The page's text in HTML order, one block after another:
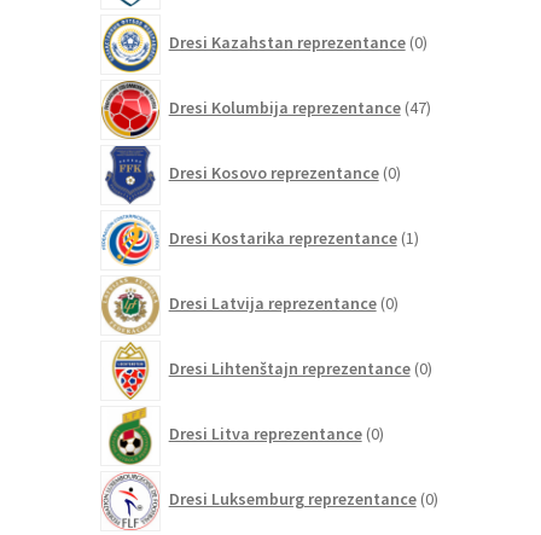
Dresi Kazahstan reprezentance 0izdelkov
Dresi Kolumbija reprezentance 47izdelkov
Dresi Kosovo reprezentance 0izdelkov
Dresi Kostarika reprezentance 1izdelek
Dresi Latvija reprezentance 0izdelkov
Dresi Lihtenštajn reprezentance 0izdelkov
Dresi Litva reprezentance 0izdelkov
Dresi Luksemburg reprezentance 0izdelkov